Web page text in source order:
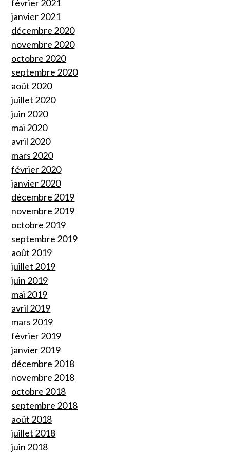
février 2021
janvier 2021
décembre 2020
novembre 2020
octobre 2020
septembre 2020
août 2020
juillet 2020
juin 2020
mai 2020
avril 2020
mars 2020
février 2020
janvier 2020
décembre 2019
novembre 2019
octobre 2019
septembre 2019
août 2019
juillet 2019
juin 2019
mai 2019
avril 2019
mars 2019
février 2019
janvier 2019
décembre 2018
novembre 2018
octobre 2018
septembre 2018
août 2018
juillet 2018
juin 2018